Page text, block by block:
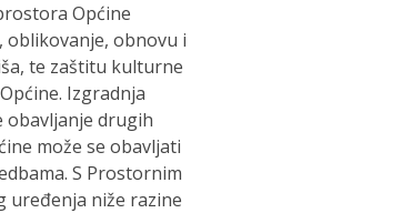
Općine
oblikovanje, obnovu i
te zaštitu kulturne
Izgradnja
obavljanje drugih
može se obavljati
S Prostornim
uređenja niže razine